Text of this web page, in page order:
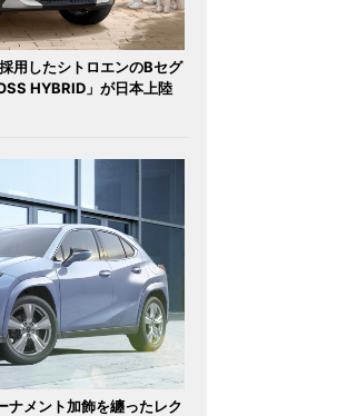
用したシトロエンのBセグ
HYBRID」が日本上陸
ナメント加飾を纏ったレク